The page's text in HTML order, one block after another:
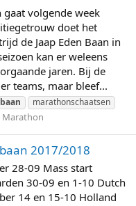
volgende week
doet het
de Jaap Eden Baan in
kan er weleens
jaren. Bij de
teams, maar bleef...
marathonschaatsen
Marathon
2017/2018
28-09 Mass start
30-09 en 1-10 Dutch
14 en 15-10 Holland